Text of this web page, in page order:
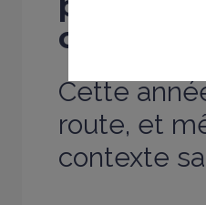
Cette
route, et
contexte